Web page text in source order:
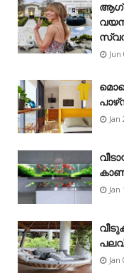
Jun
Jan
Jan
Jan